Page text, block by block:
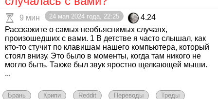
9 мин 24 мая 2024 года, 22:25
4.24
Расскажите о самых необъяснимых случаях,
произошедших с вами. 1 В детстве я часто слышал, как
кто-то стучит по клавишам нашего компьютера, который
стоял внизу. Это было в моменты, когда там никого не
могло быть. Также был звук яростно щелкающей мыши.
...
Брань Крипи Reddit Переводы Треды